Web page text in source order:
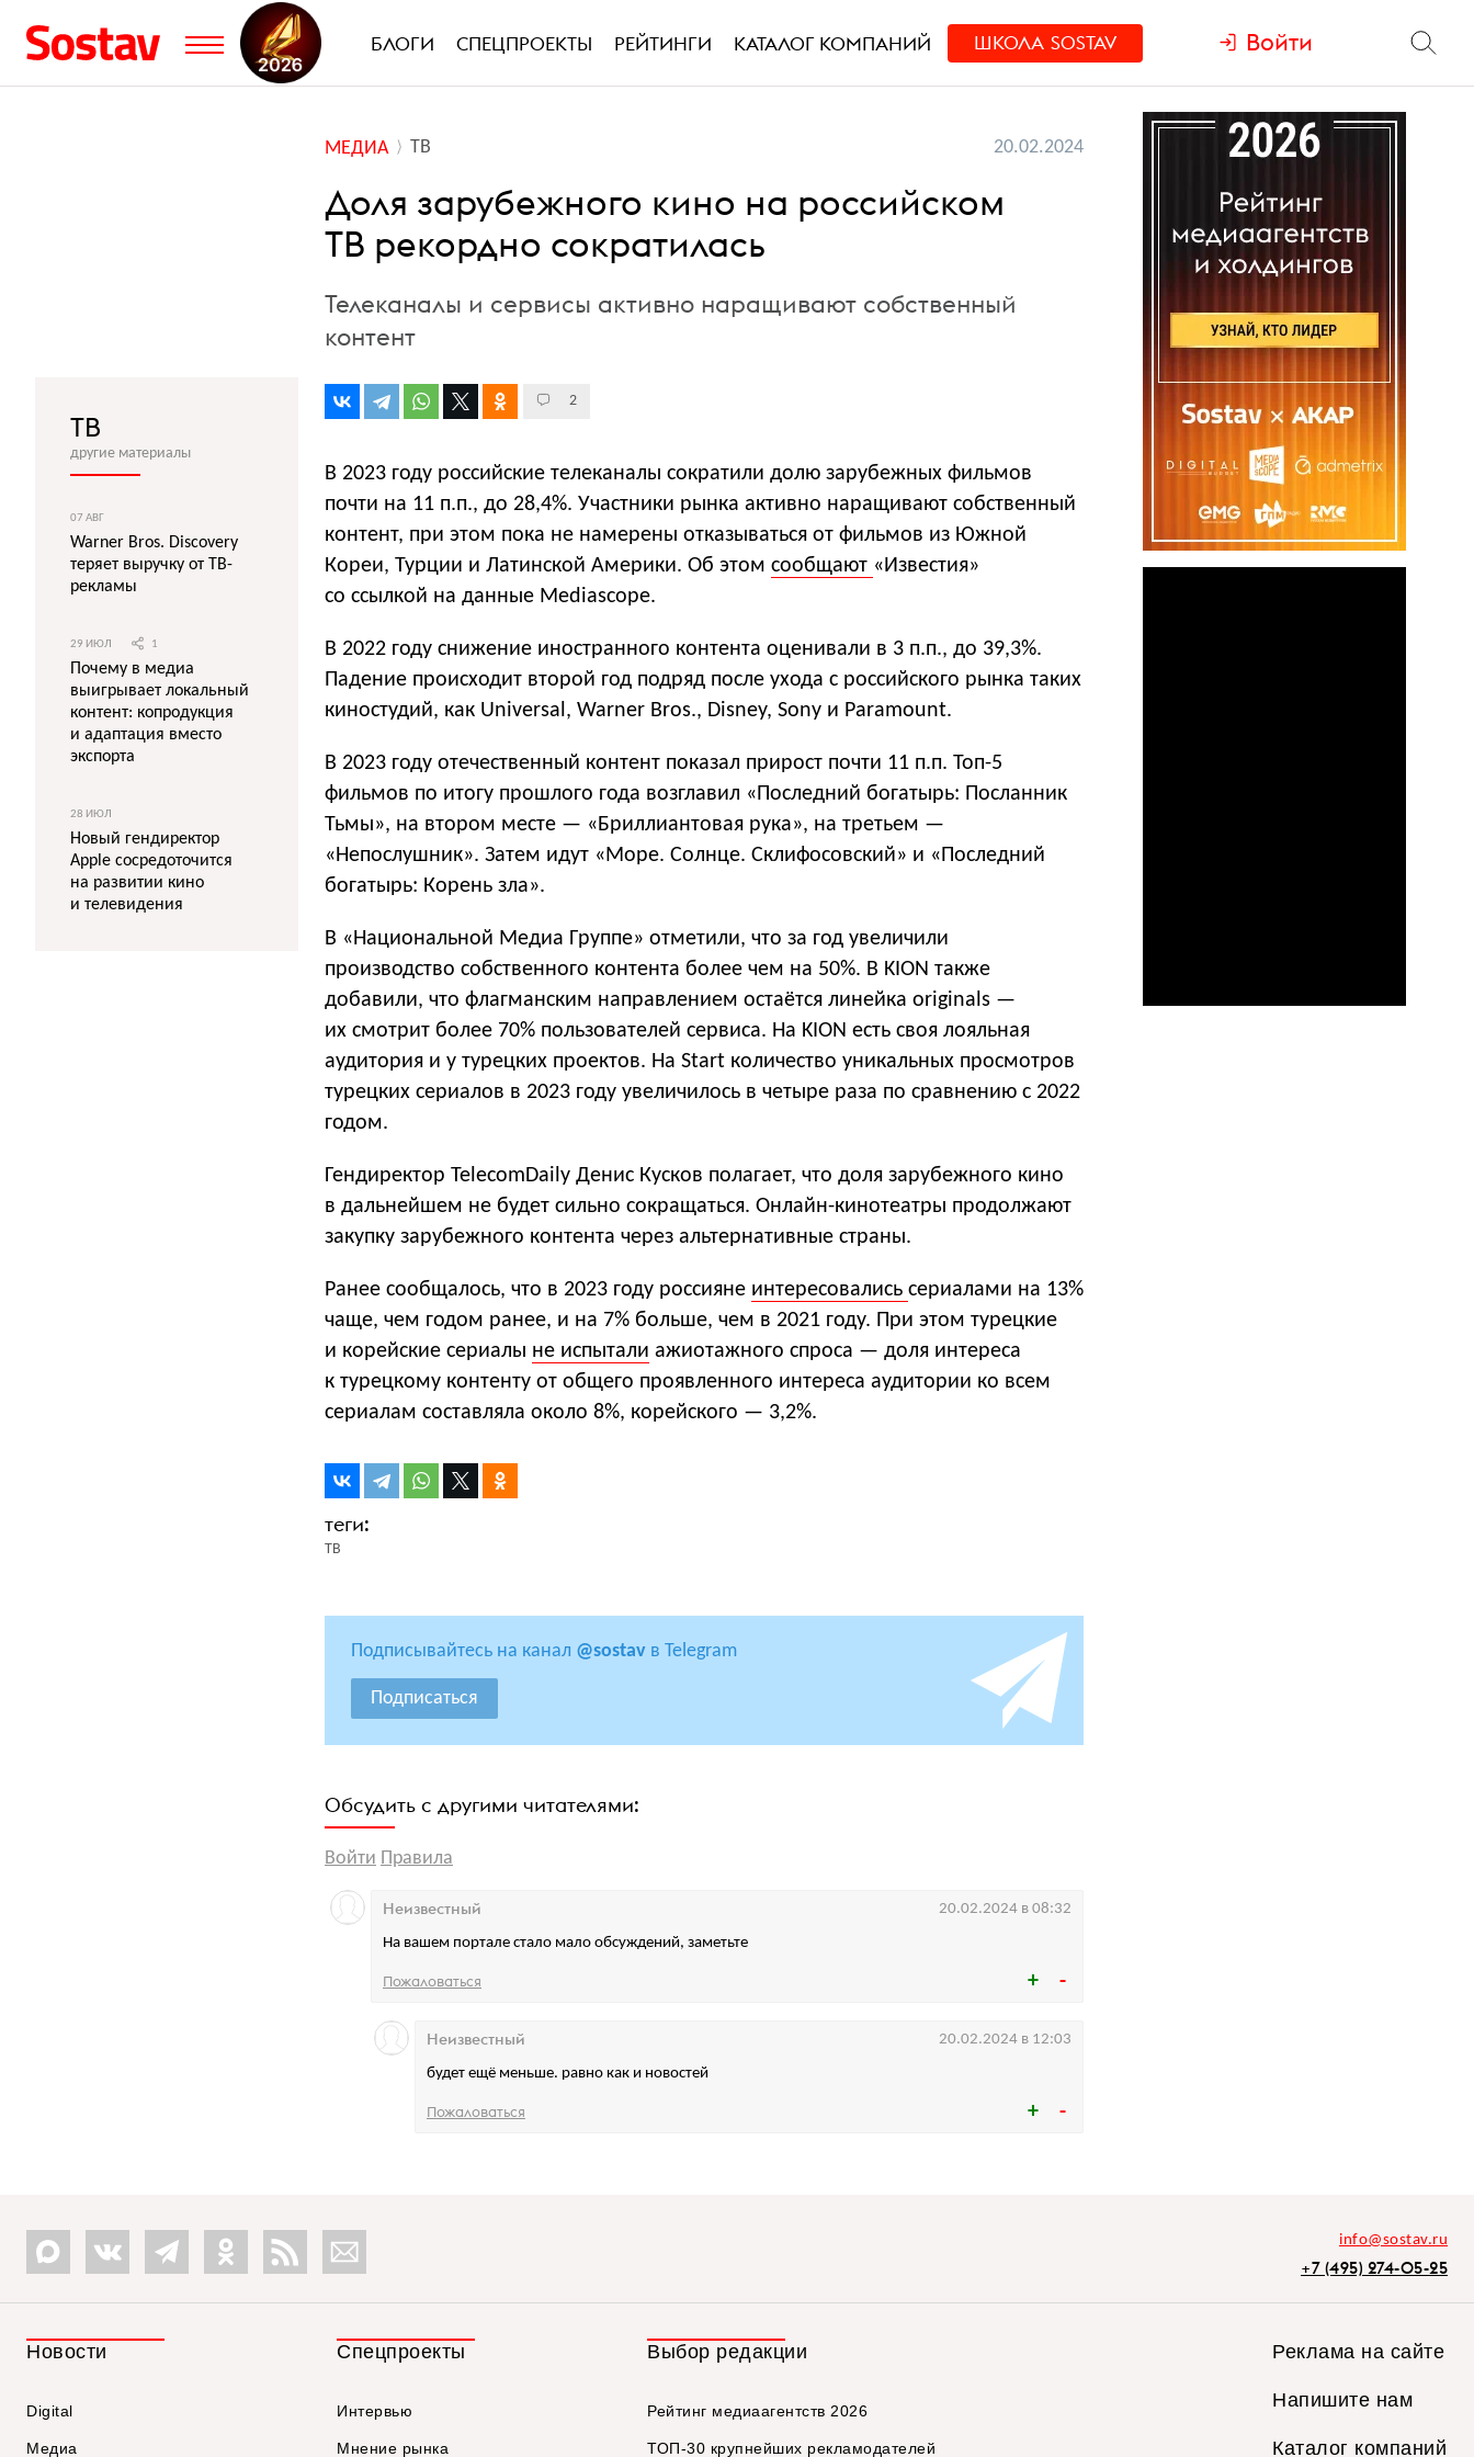
БЛОГИ СПЕЦПРОЕКТЫ РЕЙТИНГИ КАТАЛОГ КОМПАНИЙ ШКОЛА SOSTAV Войти
МЕДИА ТВ 20.02.2024
Доля зарубежного кино на российском
ТВ рекордно сократилась
Телеканалы и сервисы активно наращивают собственный
контент
2
В 2023 году российские телеканалы сократили долю зарубежных фильмов
почти на 11 п.п., до 28,4%. Участники рынка активно наращивают собственный
контент, при этом пока не намерены отказываться от фильмов из Южной
Кореи, Турции и Латинской Америки. Об этом сообщают «Известия»
со ссылкой на данные Mediascope.
В 2022 году снижение иностранного контента оценивали в 3 п.п., до 39,3%.
Падение происходит второй год подряд после ухода с российского рынка таких
киностудий, как Universal, Warner Bros., Disney, Sony и Paramount.
В 2023 году отечественный контент показал прирост почти 11 п.п. Топ-5
фильмов по итогу прошлого года возглавил «Последний богатырь: Посланник
Тьмы», на втором месте — «Бриллиантовая рука», на третьем —
«Непослушник». Затем идут «Море. Солнце. Склифосовский» и «Последний
богатырь: Корень зла».
В «Национальной Медиа Группе» отметили, что за год увеличили
производство собственного контента более чем на 50%. В KION также
добавили, что флагманским направлением остаётся линейка originals —
их смотрит более 70% пользователей сервиса. На KION есть своя лояльная
аудитория и у турецких проектов. На Start количество уникальных просмотров
турецких сериалов в 2023 году увеличилось в четыре раза по сравнению с 2022
годом.
Гендиректор TelecomDaily Денис Кусков полагает, что доля зарубежного кино
в дальнейшем не будет сильно сокращаться. Онлайн-кинотеатры продолжают
закупку зарубежного контента через альтернативные страны.
Ранее сообщалось, что в 2023 году россияне интересовались сериалами на 13%
чаще, чем годом ранее, и на 7% больше, чем в 2021 году. При этом турецкие
и корейские сериалы не испытали ажиотажного спроса — доля интереса
к турецкому контенту от общего проявленного интереса аудитории ко всем
сериалам составляла около 8%, корейского — 3,2%.
ТВ
Подписывайтесь на канал @sostav в Telegram
Подписаться
Обсудить с другими читателями:
Войти Правила
На вашем портале стало мало обсуждений, заметьте
Неизвестный 20.02.2024 в 08:32
Пожаловаться
будет ещё меньше. равно как и новостей
Неизвестный 20.02.2024 в 12:03
Пожаловаться
ТВ
другие материалы
07 АВГ
Warner Bros. Discovery
теряет выручку от ТВ-
рекламы
29 ИЮЛ 1
Почему в медиа
выигрывает локальный
контент: копродукция
и адаптация вместо
экспорта
28 ИЮЛ
Новый гендиректор
Apple сосредоточится
на развитии кино
и телевидения
info@sostav.ru
+7 (495) 274-05-25
Новости
Digital
Медиа
Спецпроекты
Интервью
Мнение рынка
Выбор редакции
Рейтинг медиаагентств 2026
ТОП-30 крупнейших рекламодателей
Реклама на сайте
Напишите нам
Каталог компаний